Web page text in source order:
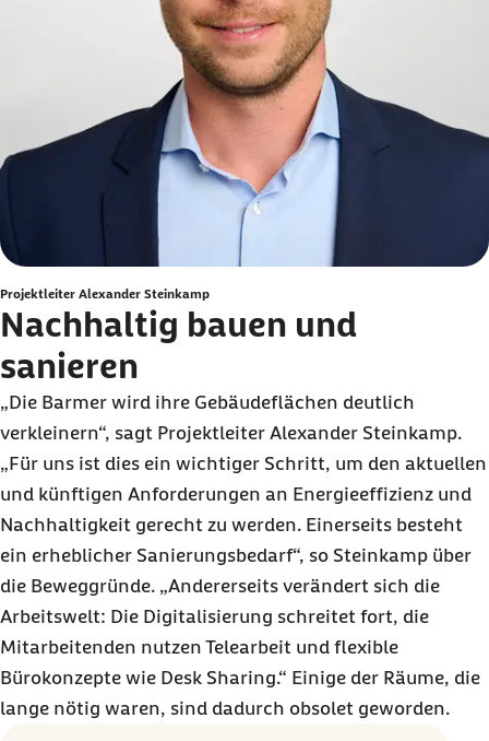
Projektleiter Alexander Steinkamp
Nachhaltig bauen und
sanieren
„Die Barmer wird ihre Gebäudeflächen deutlich
verkleinern“, sagt Projektleiter Alexander Steinkamp.
„Für uns ist dies ein wichtiger Schritt, um den aktuellen
und künftigen Anforderungen an Energieeffizienz und
Nachhaltigkeit gerecht zu werden. Einerseits besteht
ein erheblicher Sanierungsbedarf“, so Steinkamp über
die Beweggründe. „Andererseits verändert sich die
Arbeitswelt: Die Digitalisierung schreitet fort, die
Mitarbeitenden nutzen Telearbeit und flexible
Bürokonzepte wie Desk Sharing.“ Einige der Räume, die
lange nötig waren, sind dadurch obsolet geworden.